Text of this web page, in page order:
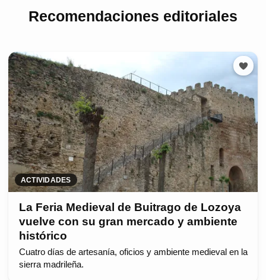
Recomendaciones editoriales
ACTIVIDADES
La Feria Medieval de Buitrago de Lozoya
vuelve con su gran mercado y ambiente
histórico
Cuatro días de artesanía, oficios y ambiente medieval en la
sierra madrileña.